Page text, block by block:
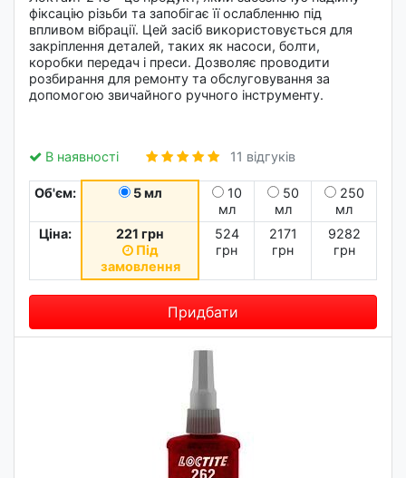
фіксацію різьби та запобігає її ослабленню під
впливом вібрації. Цей засіб використовується для
закріплення деталей, таких як насоси, болти,
коробки передач і преси. Дозволяє проводити
розбирання для ремонту та обслуговування за
допомогою звичайного ручного інструменту.
В наявності 11 відгуків
Об'єм: 5 мл
10
мл
50
мл
250
мл
Ціна:
221 грн
Під
замовлення
524
грн
2171
грн
9282
грн
Придбати